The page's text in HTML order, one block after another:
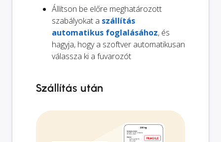
Állítson be előre meghatározott
szabályokat a szállítás
automatikus foglalásához, és
hagyja, hogy a szoftver automatikusan
válassza ki a fuvarozót
Szállítás után